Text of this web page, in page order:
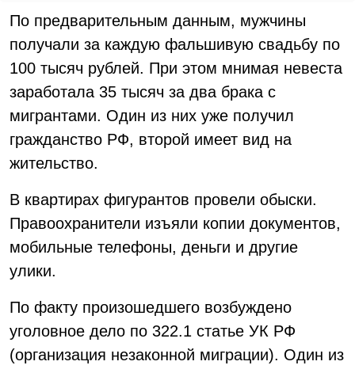
По предварительным данным, мужчины
получали за каждую фальшивую свадьбу по
100 тысяч рублей. При этом мнимая невеста
заработала 35 тысяч за два брака с
мигрантами. Один из них уже получил
гражданство РФ, второй имеет вид на
жительство.
В квартирах фигурантов провели обыски.
Правоохранители изъяли копии документов,
мобильные телефоны, деньги и другие
улики.
По факту произошедшего возбуждено
уголовное дело по 322.1 статье УК РФ
(организация незаконной миграции). Один из